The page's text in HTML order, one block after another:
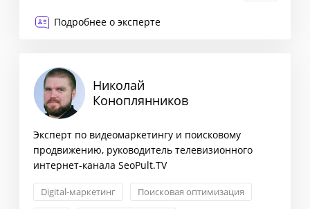
Подробнее о эксперте
Николай
Коноплянников
Эксперт по видеомаркетингу и поисковому
продвижению, руководитель телевизионного
интернет-канала SeoPult.TV
Digital-маркетинг
Поисковая оптимизация